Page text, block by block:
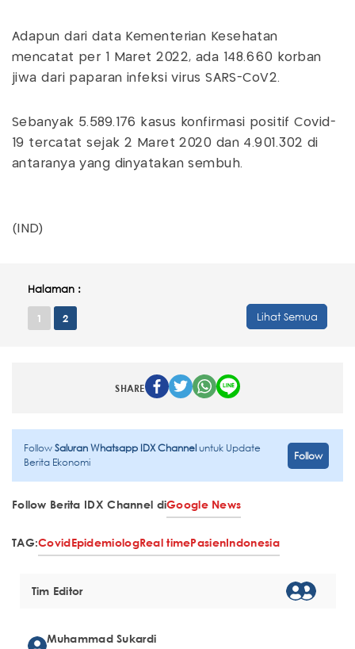
Adapun dari data Kementerian Kesehatan
mencatat per 1 Maret 2022, ada 148.660 korban
jiwa dari paparan infeksi virus SARS-CoV2.
Sebanyak 5.589.176 kasus konfirmasi positif Covid-
19 tercatat sejak 2 Maret 2020 dan 4.901.302 di
antaranya yang dinyatakan sembuh.
(IND)
Halaman :
1 2 Lihat Semua
SHARE
FollowSaluran Whatsapp IDX Channeluntuk Update
Berita Ekonomi
Follow
Follow Berita IDX Channel diGoogle News
TAG:CovidEpidemiologReal timePasienIndonesia
Tim Editor
Muhammad Sukardi